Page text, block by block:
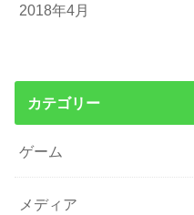
2018年4月
カテゴリー
ゲーム
メディア